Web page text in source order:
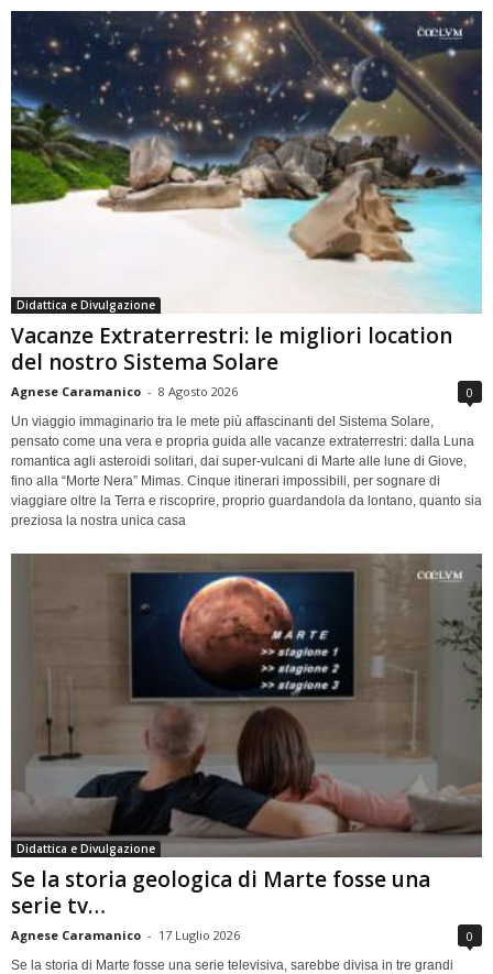
Didattica e Divulgazione
Vacanze Extraterrestri: le migliori location
del nostro Sistema Solare
Agnese Caramanico - 8 Agosto 2026 0
Un viaggio immaginario tra le mete più affascinanti del Sistema Solare,
pensato come una vera e propria guida alle vacanze extraterrestri: dalla Luna
romantica agli asteroidi solitari, dai super-vulcani di Marte alle lune di Giove,
fino alla “Morte Nera” Mimas. Cinque itinerari impossibili, per sognare di
viaggiare oltre la Terra e riscoprire, proprio guardandola da lontano, quanto sia
preziosa la nostra unica casa
Didattica e Divulgazione
Se la storia geologica di Marte fosse una
serie tv…
Agnese Caramanico - 17 Luglio 2026 0
Se la storia di Marte fosse una serie televisiva, sarebbe divisa in tre grandi